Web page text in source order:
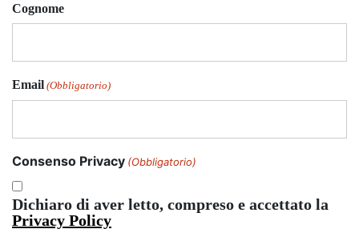
Cognome
Email (Obbligatorio)
Consenso Privacy (Obbligatorio)
Dichiaro di aver letto, compreso e accettato la
Privacy Policy